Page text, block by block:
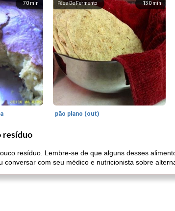
70 min 130 min
Pães De Fermento
pão plano (out)
resíduo
resíduo. Lembre-se de que alguns desses
com seu médico e nutricionista sobre